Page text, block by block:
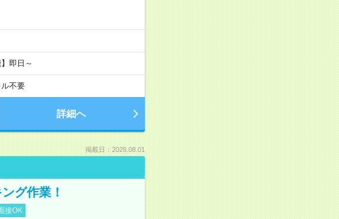
即日～
不要
詳細へ
掲載日：2026.08.01
グ作業！
接OK